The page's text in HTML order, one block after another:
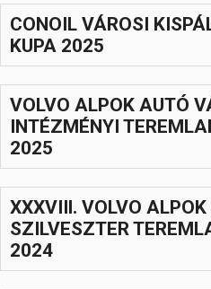
Szabadidő
Hasznos
CONOIL VÁROSI
KUPA 2025
VOLVO ALPOK AUTÓ
INTÉZMÉNYI
2025
XXXVIIl. VOLVO
SZILVESZTER
2024